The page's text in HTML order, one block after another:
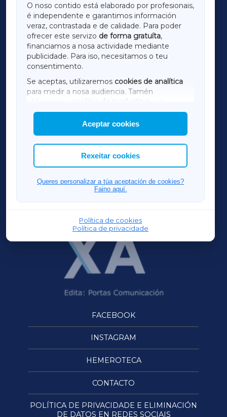
O noso contido está elaborado por profesionais,
é independente e garantimos información
veraz, contrastada e de calidade. Para poder
ofrecer este servizo de forma gratuíta,
financiamos a nosa actividade mediante
publicidade. Para iso, necesitamos o teu
consentimento.
Se aceptas, utilizaremos cookies de analítica
para medir a nosa audiencia. Tamén
utilizaremos
cookies de marketing
mostrar publicidade de terceiros.
Así mesmo, podes personalizar a elección das
cookies que desexas permitir.
Aceptar cookies
Rexeitar cookies
Queres personalizar a túa aceptación de cookies?
Faino aquí.
Política de cookies
Política de privacidade
LUGOXA
TERRACHAXA
AMARIÑAXA
RIBEIRASACRAXA
ACORUÑAXA
FERROLXA
OURENSEXA
FACEBOOK
INSTAGRAM
HEMEROTECA
CONTACTO
POLÍTICA DE PRIVACIDADE E ELIMINACIÓN
DE DATOS EN REDES SOCIAIS